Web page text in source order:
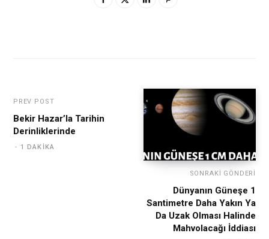
PREV POST
Bekir Hazar’la Tarihin
Derinliklerinde
1 DAKIKA
SONRAKI GÖNDERI
Dünyanın Güneşe 1
Santimetre Daha Yakın Ya
Da Uzak Olması Halinde
Mahvolacağı İddiası